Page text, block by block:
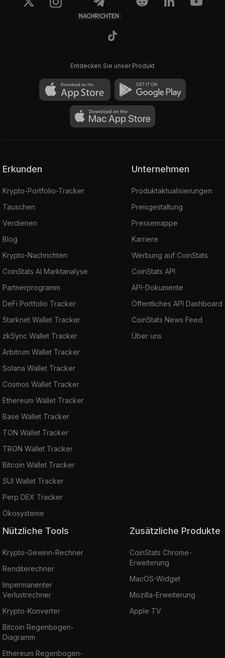
NACHRICHTEN
Entdecken Sie unser Produkt
Erkunden
Krypto-Portfolio-Tracker
Tauschen
Verdienen
Blog
Krypto-Nachrichten
CoinStats AI Marktanalyse
Partnerprogramm
DeFi Portfolio Tracker
Starknet Wallet Tracker
zkSync Wallet Tracker
Arbitrum Wallet Tracker
Solana Wallet Tracker
Cosmos Wallet Tracker
Ethereum Wallet Tracker
Base Wallet Tracker
TON Wallet Tracker
TRON Wallet Tracker
Bitcoin Wallet Tracker
SUI Wallet Tracker
Perp DEX Tracker
Ökosysteme
Unternehmen
Produktaktualisierungen
Preisgestaltung
Pressemappe
Karriere
Werbung auf CoinStats
CoinStats API
API-Dokumente
Öffentliches API Dashboard
CoinStats News Feed
Über uns
Nützliche Tools
Krypto-Gewinn-Rechner
Renditerechner
Impermanenter
Verlustrechner
Krypto-Konverter
Bitcoin Regenbogen-
Diagramm
Ethereum Regenbogen-
Zusätzliche Produkte
CoinStats Chrome-
Erweiterung
MacOS-Widget
Mozilla-Erweiterung
Apple TV